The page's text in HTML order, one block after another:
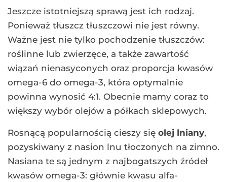
Jeszcze istotniejszą sprawą jest ich rodzaj.
Ponieważ tłuszcz tłuszczowi nie jest równy.
Ważne jest nie tylko pochodzenie tłuszczów:
roślinne lub zwierzęce, a także zawartość
wiązań nienasyconych oraz proporcja kwasów
omega-6 do omega-3, która optymalnie
powinna wynosić 4:1. Obecnie mamy coraz to
większy wybór olejów a półkach sklepowych.
Rosnącą popularnością cieszy się olej lniany,
pozyskiwany z nasion lnu tłoczonych na zimno.
Nasiana te są jednym z najbogatszych źródeł
kwasów omega-3: głównie kwasu alfa-